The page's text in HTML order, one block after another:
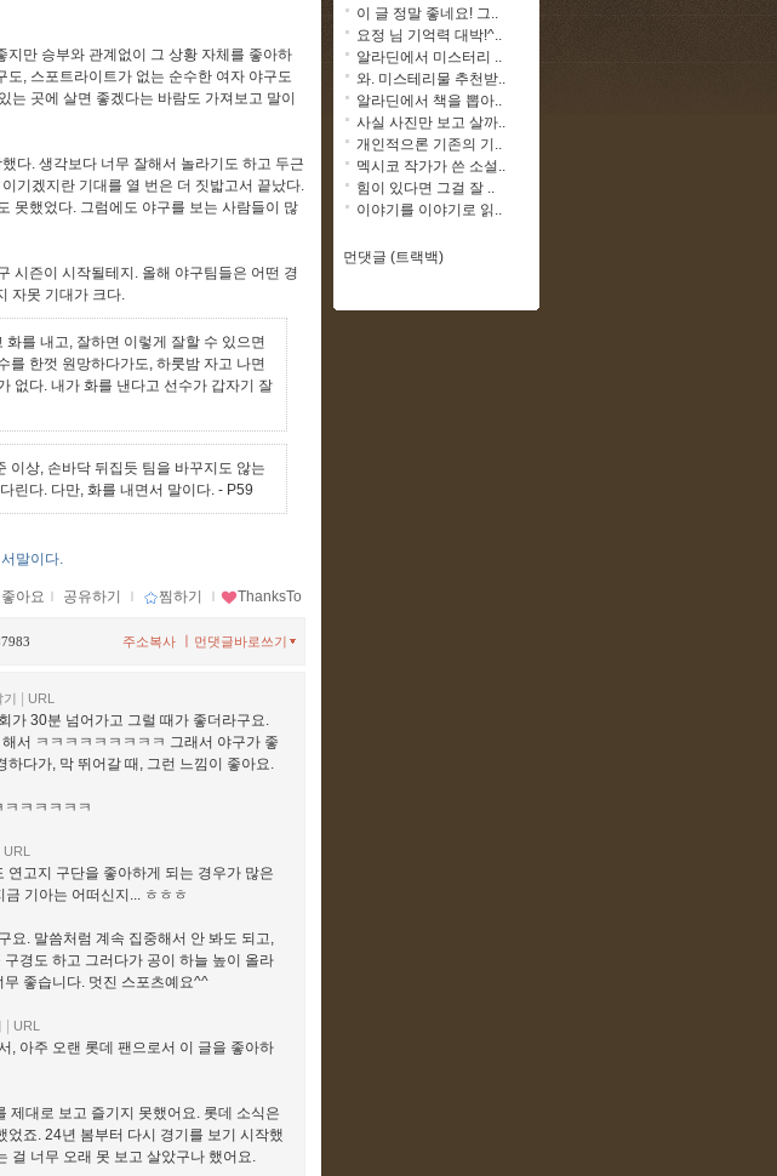
만 승부와 관계없이 그 상황 자체를 좋아하
, 스포트라이트가 없는 순수한 여자 야구도
는 곳에 살면 좋겠다는 바람도 가져보고 말이
다. 생각보다 너무 잘해서 놀라기도 하고 두근
기겠지란 기대를 열 번은 더 짓밟고서 끝났다.
못했었다. 그럼에도 야구를 보는 사람들이 많
시즌이 시작될테지. 올해 야구팀들은 어떤 경
자못 기대가 크다.
를 내고, 잘하면 이렇게 잘할 수 있으면
를 한껏 원망하다가도, 하룻밤 자고 나면
없다. 내가 화를 낸다고 선수가 갑자기 잘
이상, 손바닥 뒤집듯 팀을 바꾸지도 않는
린다. 다만, 화를 내면서 말이다. - P59
말이다.
좋아요 ｌ 공유하기 ｌ 찜하기 ｌ ThanksTo
먼댓글바로쓰기
주소복사
URL
가 30분 넘어가고 그럴 때가 좋더라구요.
서 ㅋㅋㅋㅋㅋㅋㅋㅋㅋ 그래서 야구가 좋
하다가, 막 뛰어갈 때, 그런 느낌이 좋아요.
ㅋㅋㅋㅋㅋ
URL
연고지 구단을 좋아하게 되는 경우가 많은
기아는 어떠신지... ㅎㅎㅎ
요. 말씀처럼 계속 집중해서 안 봐도 되고,
경도 하고 그러다가 공이 하늘 높이 올라
좋습니다. 멋진 스포츠예요^^
URL
, 아주 오랜 롯데 팬으로서 이 글을 좋아하
제대로 보고 즐기지 못했어요. 롯데 소식은
죠. 24년 봄부터 다시 경기를 보기 시작했
걸 너무 오래 못 보고 살았구나 했어요.
이 글 정말 좋네요! 그..
요정 님 기억력 대박!^..
알라딘에서 미스터리 ..
와. 미스테리물 추천받..
알라딘에서 책을 뽑아..
사실 사진만 보고 살까..
개인적으론 기존의 기..
멕시코 작가가 쓴 소설..
힘이 있다면 그걸 잘 ..
이야기를 이야기로 읽..
먼댓글 (트랙백)